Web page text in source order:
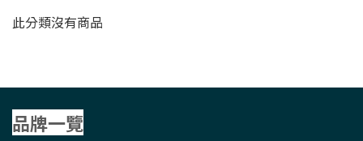
此分類沒有商品
品牌一覽